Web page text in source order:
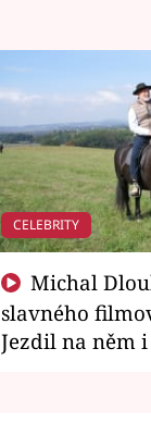
CELEBRITY
slavného
Jezdil na něm